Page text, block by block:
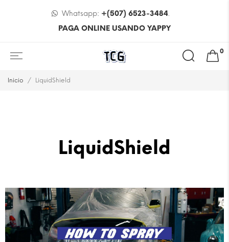
Whatsapp: +(507) 6523-3484.
PAGA ONLINE USANDO YAPPY
0
Inicio LiquidShield
LiquidShield